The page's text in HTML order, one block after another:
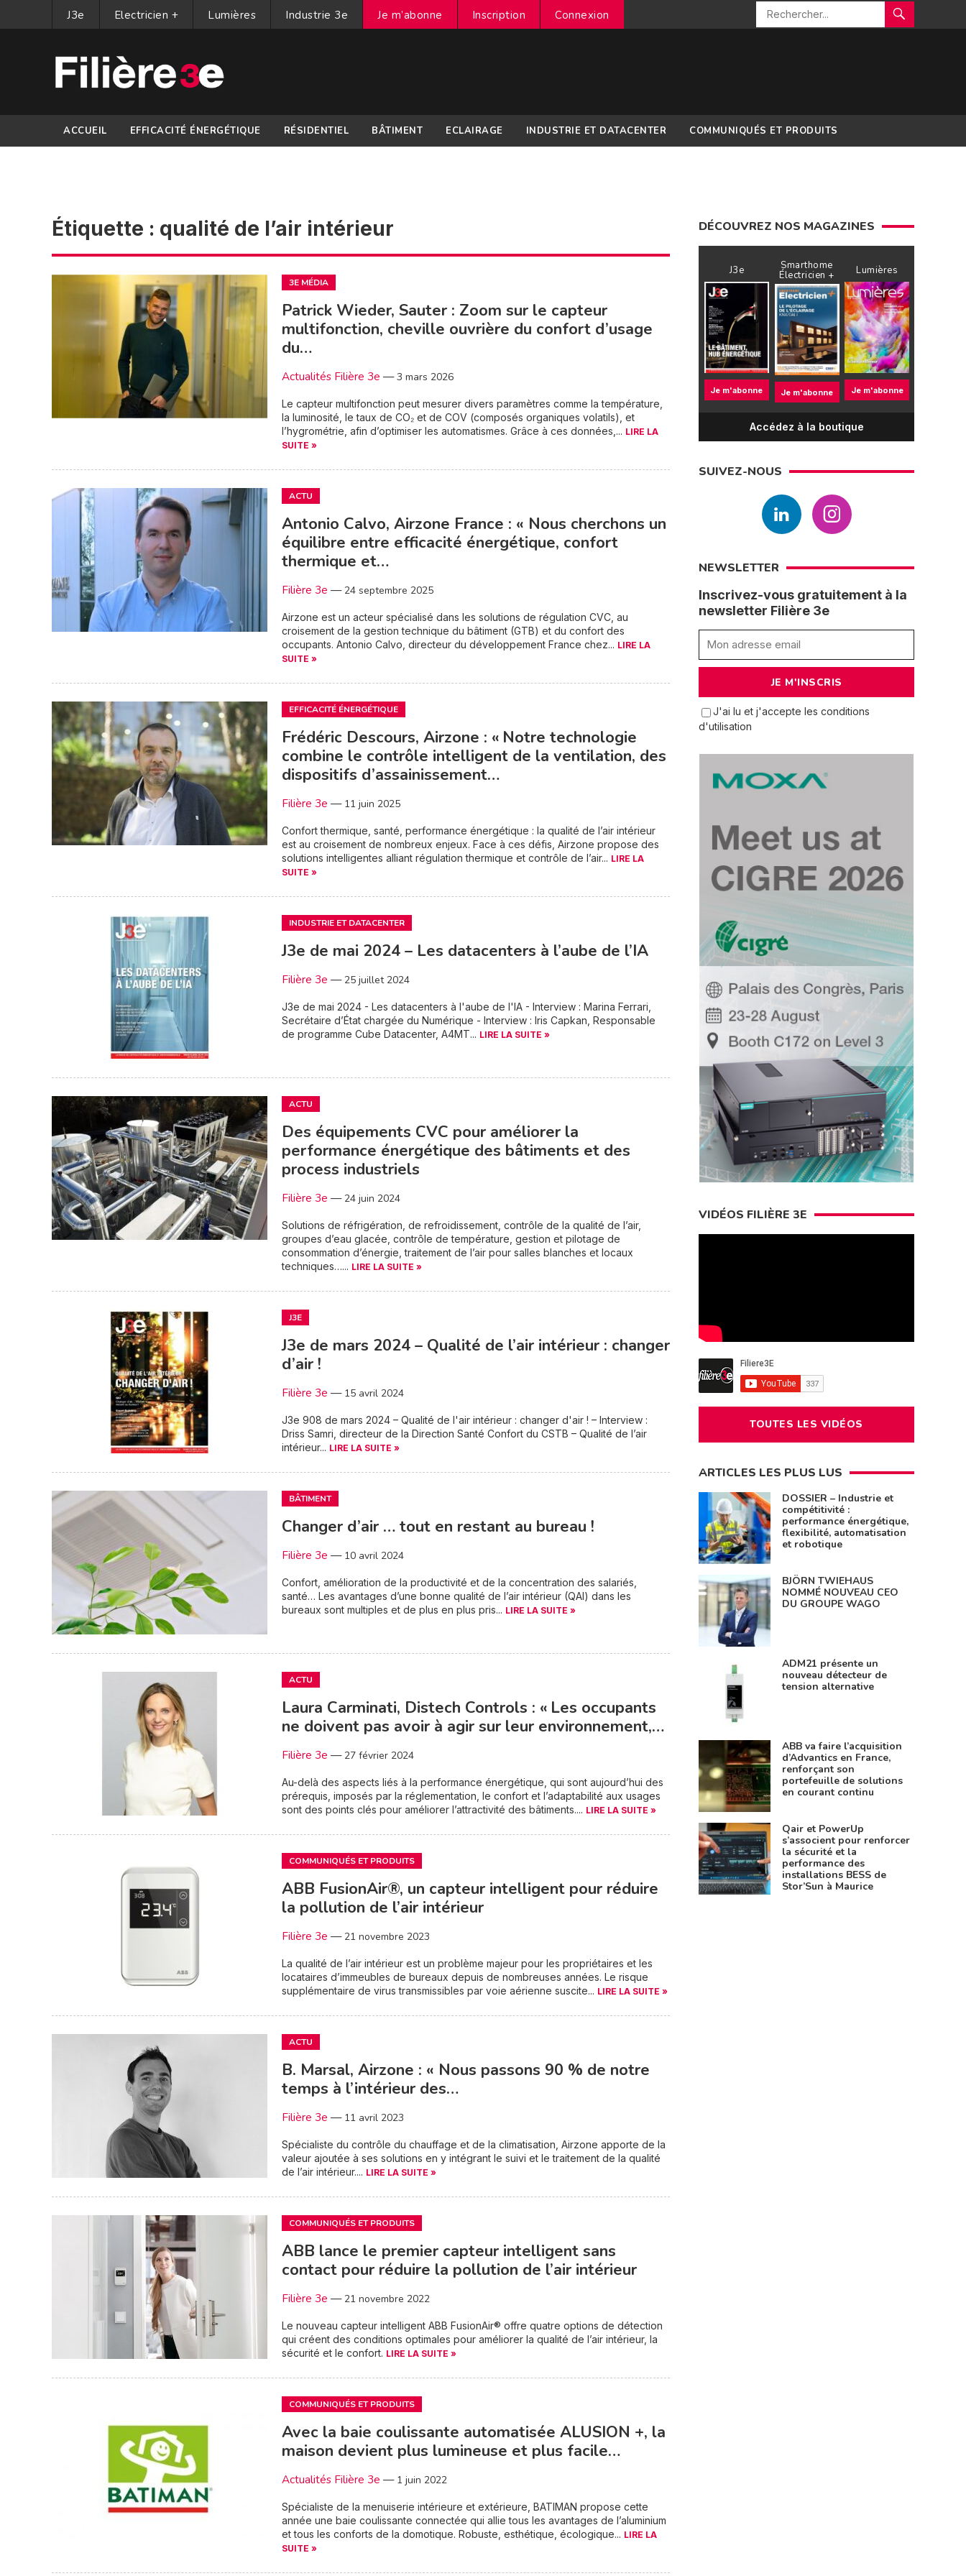
J3e Electricien + Lumières Industrie 3e Je m’abonne Inscription Connexion
ACCUEIL EFFICACITÉ ÉNERGÉTIQUE RÉSIDENTIEL BÂTIMENT ECLAIRAGE INDUSTRIE ET DATACENTER COMMUNIQUÉS ET PRODUITS
Étiquette : qualité de l’air intérieur
3E MÉDIA
Patrick Wieder, Sauter : Zoom sur le capteur
multifonction, cheville ouvrière du confort d’usage
du…
Actualités Filière 3e —3 mars 2026
Le capteur multifonction peut mesurer divers paramètres comme la température,
la luminosité, le taux de CO₂ et de COV (composés organiques volatils), et
l’hygrométrie, afin d’optimiser les automatismes. Grâce à ces données,... LIRE LA
SUITE »
ACTU
Antonio Calvo, Airzone France : « Nous cherchons un
équilibre entre efficacité énergétique, confort
thermique et…
Filière 3e — 24 septembre 2025
Airzone est un acteur spécialisé dans les solutions de régulation CVC, au
croisement de la gestion technique du bâtiment (GTB) et du confort des
occupants. Antonio Calvo, directeur du développement France chez... LIRE LA
SUITE »
EFFICACITÉ ÉNERGÉTIQUE
Frédéric Descours, Airzone : « Notre technologie
combine le contrôle intelligent de la ventilation, des
dispositifs d’assainissement…
Filière 3e — 11 juin 2025
Confort thermique, santé, performance énergétique : la qualité de l’air intérieur
est au croisement de nombreux enjeux. Face à ces défis, Airzone propose des
solutions intelligentes alliant régulation thermique et contrôle de l’air... LIRE LA
SUITE »
INDUSTRIE ET DATACENTER
J3e de mai 2024 – Les datacenters à l’aube de l’IA
Filière 3e — 25 juillet 2024
J3e de mai 2024 - Les datacenters à l'aube de l'IA - Interview : Marina Ferrari,
Secrétaire d’État chargée du Numérique - Interview : Iris Capkan, Responsable
de programme Cube Datacenter, A4MT... LIRE LA SUITE »
ACTU
Des équipements CVC pour améliorer la
performance énergétique des bâtiments et des
process industriels
Filière 3e — 24 juin 2024
Solutions de réfrigération, de refroidissement, contrôle de la qualité de l’air,
groupes d’eau glacée, contrôle de température, gestion et pilotage de
consommation d’énergie, traitement de l’air pour salles blanches et locaux
techniques…... LIRE LA SUITE »
J3E
J3e de mars 2024 – Qualité de l’air intérieur : changer
d’air !
Filière 3e — 15 avril 2024
J3e 908 de mars 2024 – Qualité de l'air intérieur : changer d'air ! – Interview :
Driss Samri, directeur de la Direction Santé Confort du CSTB – Qualité de l’air
intérieur... LIRE LA SUITE »
BÂTIMENT
Changer d’air … tout en restant au bureau !
Filière 3e — 10 avril 2024
Confort, amélioration de la productivité et de la concentration des salariés,
santé… Les avantages d’une bonne qualité de l’air intérieur (QAI) dans les
bureaux sont multiples et de plus en plus pris... LIRE LA SUITE »
ACTU
Laura Carminati, Distech Controls : « Les occupants
ne doivent pas avoir à agir sur leur environnement,…
Filière 3e — 27 février 2024
Au-delà des aspects liés à la performance énergétique, qui sont aujourd’hui des
prérequis, imposés par la réglementation, le confort et l’adaptabilité aux usages
sont des points clés pour améliorer l’attractivité des bâtiments.... LIRE LA SUITE »
COMMUNIQUÉS ET PRODUITS
ABB FusionAir®, un capteur intelligent pour réduire
la pollution de l’air intérieur
Filière 3e — 21 novembre 2023
La qualité de l’air intérieur est un problème majeur pour les propriétaires et les
locataires d’immeubles de bureaux depuis de nombreuses années. Le risque
supplémentaire de virus transmissibles par voie aérienne suscite... LIRE LA SUITE »
ACTU
B. Marsal, Airzone : « Nous passons 90 % de notre
temps à l’intérieur des…
Filière 3e — 11 avril 2023
Spécialiste du contrôle du chauffage et de la climatisation, Airzone apporte de la
valeur ajoutée à ses solutions en y intégrant le suivi et le traitement de la qualité
de l’air intérieur.... LIRE LA SUITE »
COMMUNIQUÉS ET PRODUITS
ABB lance le premier capteur intelligent sans
contact pour réduire la pollution de l’air intérieur
Filière 3e — 21 novembre 2022
Le nouveau capteur intelligent ABB FusionAir® offre quatre options de détection
qui créent des conditions optimales pour améliorer la qualité de l’air intérieur, la
sécurité et le confort. LIRE LA SUITE »
COMMUNIQUÉS ET PRODUITS
Avec la baie coulissante automatisée ALUSION +, la
maison devient plus lumineuse et plus facile…
Actualités Filière 3e — 1 juin 2022
Spécialiste de la menuiserie intérieure et extérieure, BATIMAN propose cette
année une baie coulissante connectée qui allie tous les avantages de l’aluminium
et tous les conforts de la domotique. Robuste, esthétique, écologique... LIRE LA
SUITE »
DÉCOUVREZ NOS MAGAZINES
J3e
Je m'abonne
Smarthome
Électricien +
Je m'abonne
Lumières
Je m'abonne
Accédez à la boutique
SUIVEZ-NOUS
NEWSLETTER
Inscrivez-vous gratuitement à la
newsletter Filière 3e
J'ai lu et j'accepte les conditions
d'utilisation
VIDÉOS FILIÈRE 3E
TOUTES LES VIDÉOS
ARTICLES LES PLUS LUS
DOSSIER – Industrie et
compétitivité :
performance énergétique,
flexibilité, automatisation
et robotique
BJÖRN TWIEHAUS
NOMMÉ NOUVEAU CEO
DU GROUPE WAGO
ADM21 présente un
nouveau détecteur de
tension alternative
ABB va faire l’acquisition
d’Advantics en France,
renforçant son
portefeuille de solutions
en courant continu
Qair et PowerUp
s’associent pour renforcer
la sécurité et la
performance des
installations BESS de
Stor’Sun à Maurice